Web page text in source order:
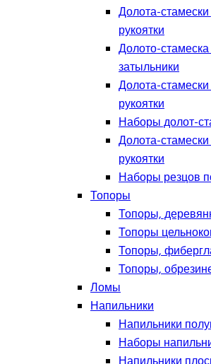
Долота-
рукоятки
Долото-
затыльники
Долота-
рукоятки
Наборы долот-
Долота-
рукоятки
Наборы резцов
Топоры
Топоры,
Топоры
Топоры,
Топоры,
Ломы
Напильники
Напильники
Наборы